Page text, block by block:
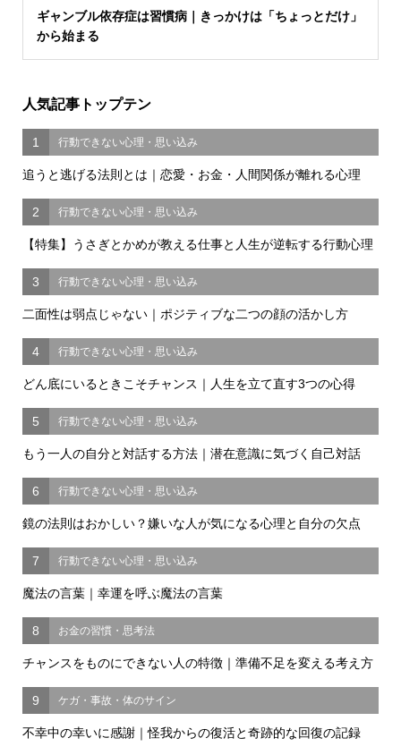
ギャンブル依存症は習慣病｜きっかけは「ちょっとだけ」
から始まる
人気記事トップテン
1 行動できない心理・思い込み
追うと逃げる法則とは｜恋愛・お金・人間関係が離れる心理
2 行動できない心理・思い込み
【特集】うさぎとかめが教える仕事と人生が逆転する行動心理
3 行動できない心理・思い込み
二面性は弱点じゃない｜ポジティブな二つの顔の活かし方
4 行動できない心理・思い込み
どん底にいるときこそチャンス｜人生を立て直す3つの心得
5 行動できない心理・思い込み
もう一人の自分と対話する方法｜潜在意識に気づく自己対話
6 行動できない心理・思い込み
鏡の法則はおかしい？嫌いな人が気になる心理と自分の欠点
7 行動できない心理・思い込み
魔法の言葉｜幸運を呼ぶ魔法の言葉
8 お金の習慣・思考法
チャンスをものにできない人の特徴｜準備不足を変える考え方
9 ケガ・事故・体のサイン
不幸中の幸いに感謝｜怪我からの復活と奇跡的な回復の記録